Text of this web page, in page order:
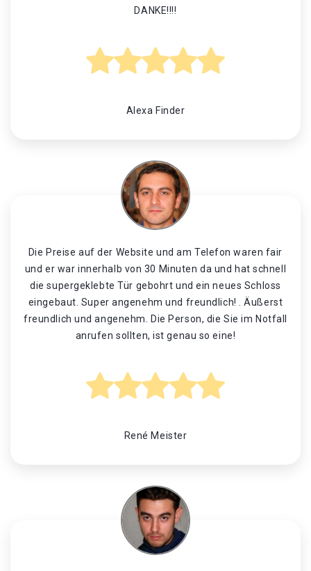
DANKE!!!!
Alexa Finder
Die Preise auf der Website und am Telefon waren fair
und er war innerhalb von 30 Minuten da und hat schnell
die supergeklebte Tür gebohrt und ein neues Schloss
eingebaut. Super angenehm und freundlich! . Äußerst
freundlich und angenehm. Die Person, die Sie im Notfall
anrufen sollten, ist genau so eine!
René Meister